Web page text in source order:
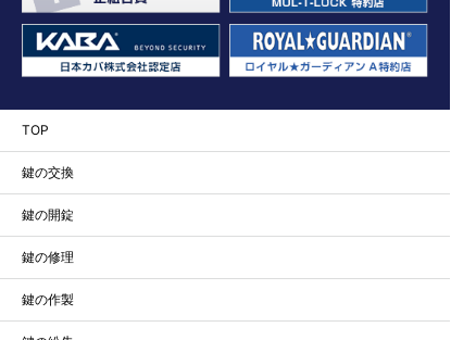
TOP
鍵の交換
鍵の開錠
鍵の修理
鍵の作製